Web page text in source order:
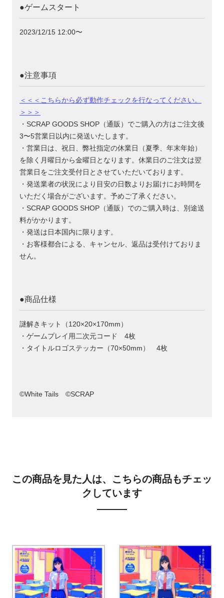
●ゲームスタート
2023/12/15 12:00〜
●注意事項
＜＜＜こちらから必ず動作チェックを行なってください。
＞＞＞
・SCRAP GOODS SHOP（通販）でご購入の方はご注文後
3〜5営業日以内に発送いたします。
・営業日は、祝日、弊社指定の休業日（夏季、年末年始）
を除く月曜日から金曜日となります。休業日のご注文は翌
営業日をご注文受付日とさせていただいております。
・発送業者の状況により目安の日数よりお届けにお時間を
いただく場合がございます。予めご了承ください。
・SCRAP GOODS SHOP（通販）でのご購入時は、別途送
料がかかります。
・発送は日本国内に限ります。
・お客様都合による、キャンセル、返品は受付けておりま
せん。
●商品仕様
謎解きキット（120×20×170mm）
・ゲームプレイ用二次元コード 4枚
・タイトルロゴステッカー（70×50mm） 4枚
©White Tails ©SCRAP
この商品を見た人は、こちらの商品もチェッ
クしています